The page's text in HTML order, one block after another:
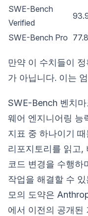
SWE-Bench
Verified
SWE-Bench Pro
만약 이 수치들이
가 아닙니다. 이는
SWE-Bench 벤치
웨어 엔지니어링 능
지표 중 하나이기
리포지토리를 읽고,
코드 변경을 수행하
작업을 해결할 수
모의 도약은
에서 이전의 공개된